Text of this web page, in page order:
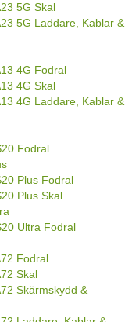
5G Skal
5G Laddare, Kablar &
4G Fodral
4G Skal
4G Laddare, Kablar &
Fodral
Plus Fodral
Plus Skal
Ultra Fodral
Fodral
Skal
Skärmskydd &